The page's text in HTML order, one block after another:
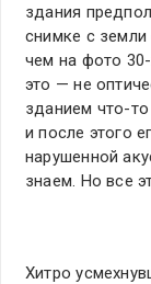
здания
снимке с
чем на фото
это — не
зданием что-
и после этого
нарушенной
знаем. Но все
Хитро